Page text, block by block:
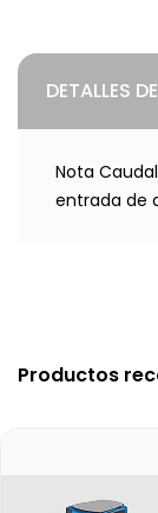
DETALLES
Nota
entrada de
Productos